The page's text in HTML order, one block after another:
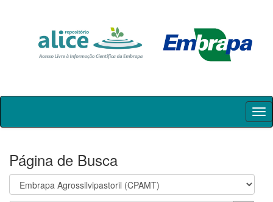
Skip
Página de Busca